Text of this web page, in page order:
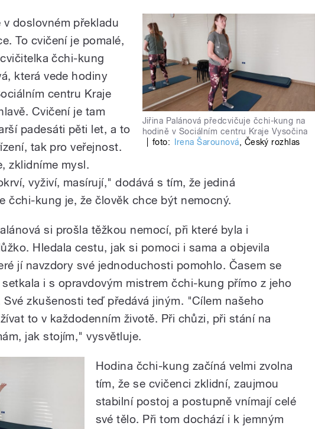
Jiřina Palánová předcvičuje čchi-kung na
hodině v Sociálním centru Kraje Vysočina
foto: Irena Šarounová, Český rozhlas
doslovném překladu
To cvičení je pomalé,
čchi-kung
která vede hodiny
centru Kraje
Cvičení je tam
padesáti pěti let, a to
tak pro veřejnost.
zklidníme mysl.
vyživí, masírují," dodává s tím, že jediná
čchi-kung je, že člověk chce být nemocný.
si prošla těžkou nemocí, při které byla i
Hledala cestu, jak si pomoci i sama a objevila
jí navzdory své jednoduchosti pomohlo. Časem se
i s opravdovým mistrem čchi-kung přímo z jeho
Své zkušenosti teď předává jiným. "Cílem našeho
to v každodenním životě. Při chůzi, při stání na
jak stojím," vysvětluje.
Hodina čchi-kung začíná velmi zvolna
tím, že se cvičenci zklidní, zaujmou
stabilní postoj a postupně vnímají celé
své tělo. Při tom dochází i k jemným